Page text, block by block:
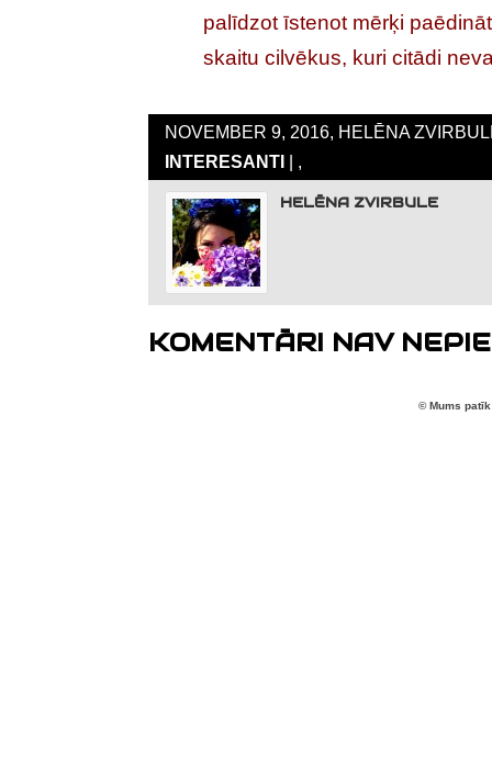
palīdzot īstenot mērķi
skaitu cilvēkus, kuri citādi
NOVEMBER 9, 2016, HELĒNA
INTERESANTI | ,
HELĒNA ZVIRBULE
KOMENTĀRI NAV
© Mums